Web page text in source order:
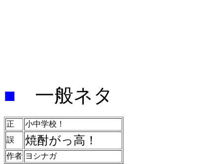
■ 一般ネタ
正
小中学校！
誤
焼酎がっ高！
作者 ヨシナガ